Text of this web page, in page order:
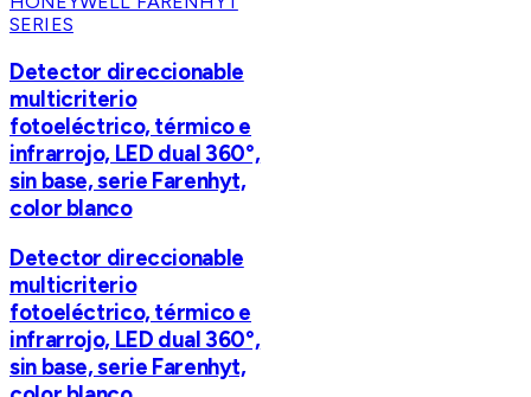
SERIES
Detector direccionable
multicriterio
fotoeléctrico, térmico e
infrarrojo, LED dual 360°,
sin base, serie Farenhyt,
color blanco
Detector direccionable
multicriterio
fotoeléctrico, térmico e
infrarrojo, LED dual 360°,
sin base, serie Farenhyt,